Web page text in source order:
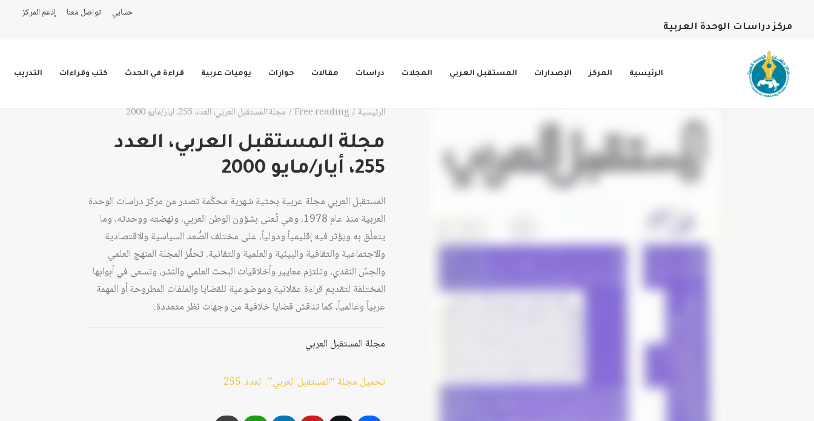
مركز دراسات الوحدة العربية
حسابي تواصل معنا إدعم المركز
الرئيسية المركز الإصدارات المستقبل العربي المجلات دراسات مقالات حوارات يوميات عربية قراءة في الحدث كتب وقراءات التدريب
الرئيسية Free reading مجلة المستقبل العربي، العدد 255، أيار/مايو 2000
مجلة المستقبل العربي، العدد
255، أيار/مايو 2000
المستقبل العربي مجلة عربية بحثية شهرية محكّمة تصدر من مركز دراسات الوحدة
العربية منذ عام 1978، وهي تُعنى بشؤون الوطن العربي، ونهضته ووحدته، وما
يتعلّق به ويؤثر فيه إقليمياً ودولياً، على مختلف الصُّعد السياسية والاقتصادية
والاجتماعية والثقافية والبيئية والعلمية والتقانية. تحفِّز المجلة المنهج العلمي
والحِسَّ النقدي، وتلتزم معايير وأخلاقيات البحث العلمي والنشر، وتسعى في أبوابها
المختلفة لتقديم قراءة عقلانية وموضوعية للقضايا والملفات المطروحة أو المهمة
عربياً وعالمياً، كما تناقش قضايا خلافية من وجهات نظر متعددة.
مجلة المستقبل العربي
تحميل مجلة “المستقبل العربي”، العدد 255